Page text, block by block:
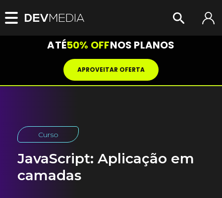
ATÉ50% OFFNOS PLANOS
APROVEITAR OFERTA
Curso
JavaScript: Aplicação em
camadas